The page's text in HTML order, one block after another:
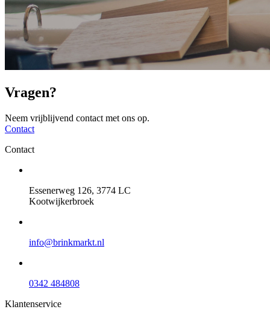
Vragen?
Neem vrijblijvend contact met ons op.
Contact
Contact
Essenerweg 126, 3774 LC
Kootwijkerbroek
info@brinkmarkt.nl
0342 484808
Klantenservice